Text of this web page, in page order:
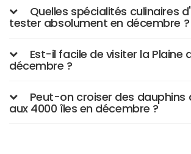
Quelles spécialités culinaires
tester absolument en décembre ?
Est-il facile de visiter la Plaine
décembre ?
Peut-on croiser des dauphins
aux 4000 îles en décembre ?